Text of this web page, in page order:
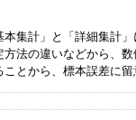
集計」と「詳細集計
法の違いなどから、
とから、標本誤差に留